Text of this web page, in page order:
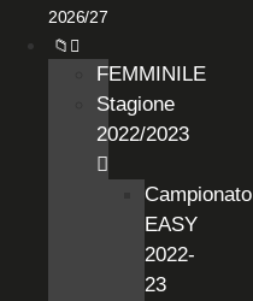
2026/27
📁
FEMMINILE
Stagione
2022/2023
Campionato
EASY
2022-
23